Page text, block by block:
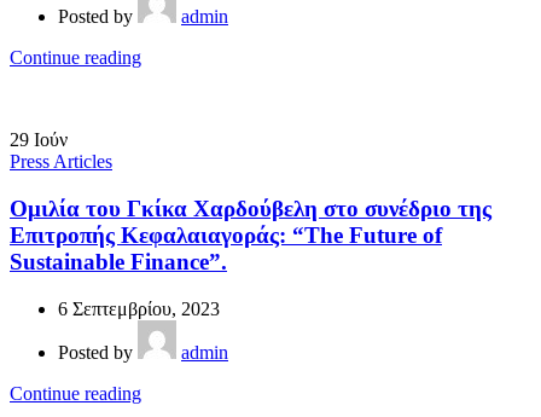
Posted by
admin
Continue reading
29 Ιούν
Press Articles
Ομιλία του Γκίκα Χαρδούβελη στο συνέδριο της
Επιτροπής Κεφαλαιαγοράς: “The Future of
Sustainable Finance”.
6 Σεπτεμβρίου, 2023
Posted by
admin
Continue reading